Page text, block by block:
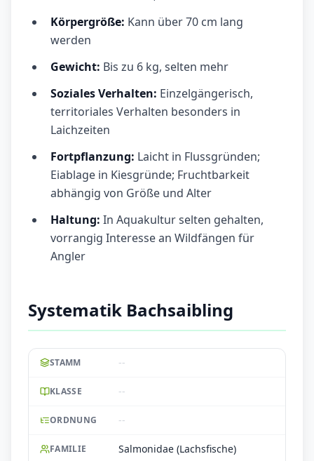
Körpergröße: Kann über 70 cm lang
werden
Gewicht: Bis zu 6 kg, selten mehr
Soziales Verhalten: Einzelgängerisch,
territoriales Verhalten besonders in
Laichzeiten
Fortpflanzung: Laicht in Flussgründen;
Eiablage in Kiesgründe; Fruchtbarkeit
abhängig von Größe und Alter
Haltung: In Aquakultur selten gehalten,
vorrangig Interesse an Wildfängen für
Angler
Systematik Bachsaibling
STAMM --
KLASSE --
ORDNUNG --
FAMILIE Salmonidae (Lachsfische)